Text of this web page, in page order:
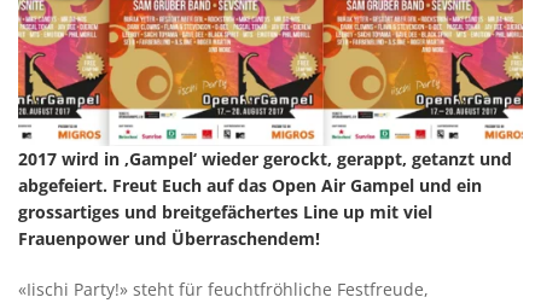
2017 wird in ‚Gampel‘ wieder gerockt, gerappt, getanzt und
abgefeiert. Freut Euch auf das Open Air Gampel und ein
grossartiges und breitgefächertes Line up mit viel
Frauenpower und Überraschendem!
«Iischi Party!» steht für feuchtfröhliche Festfreude,